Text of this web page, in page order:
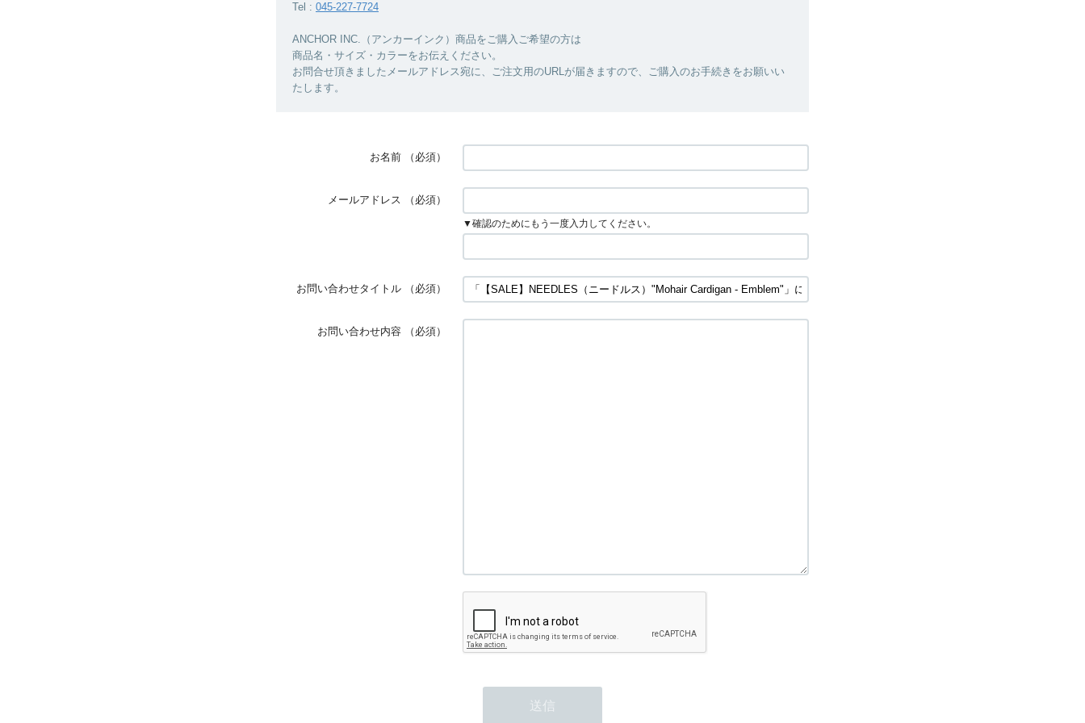
Tel : 045-227-7724
ANCHOR INC.（アンカーインク）商品をご購入ご希望の方は
商品名・サイズ・カラーをお伝えください。
お問合せ頂きましたメールアドレス宛に、ご注文用のURLが届きますので、ご購入のお手続きをお願いい
たします。
お名前 （必須）
メールアドレス （必須）
▼確認のためにもう一度入力してください。
お問い合わせタイトル （必須）
お問い合わせ内容 （必須）